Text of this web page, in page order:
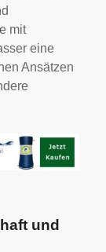
mit
eine
Ansätzen
und